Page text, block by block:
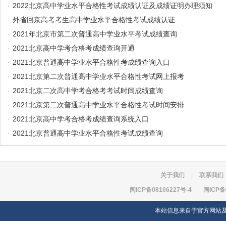
· 2022北京高中学业水平合格性考试成绩认证及成绩证明办理须知
· 外省回京高考考生高中学业水平合格性考试成绩认证
· 2021年北京市第二次普通高中学业水平考试成绩查询
· 2021北京高中学考合格考成绩查询开通
· 2021北京普通高中学业水平合格性考成绩查询入口
· 2021北京第二次普通高中学业水平合格性考试网上报考
· 2021北京二次高中学考合格考考试时间成绩查询
· 2021北京第二次普通高中学业水平合格性考试时间安排
· 2021北京高中学考合格考成绩查询系统入口
· 2021北京普通高中学业水平合格性考试成绩查询
关于我们 联系我们
闽ICP备08106227号-4 闽ICP
本站信息来自于官方网站